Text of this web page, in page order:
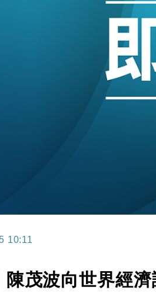
｜香港7月PMI回落至51 企業擴張放
經｜黑石傳再籌逾360億美元 支援
經｜美商務部擬擴大金屬關稅範圍
地｜新世界K11 9月升級會員制度 增
經｜本港6月零售額連升14個月 珠寶
經｜滙控重啟最多10億美元回購 派
10:11
陳茂波向世界經